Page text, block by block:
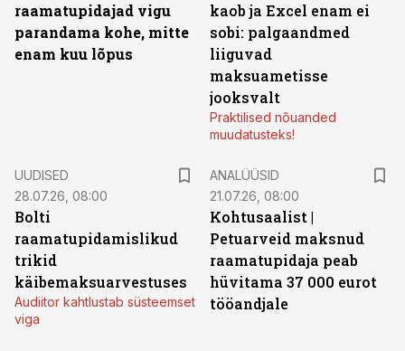
raamatupidajad vigu
parandama kohe, mitte
enam kuu lõpus
kaob ja Excel enam ei
sobi: palgaandmed
liiguvad
maksuametisse
jooksvalt
Praktilised nõuanded
muudatusteks!
UUDISED
28.07.26, 08:00
Bolti
raamatupidamislikud
trikid
käibemaksuarvestuses
Audiitor kahtlustab süsteemset
viga
ANALÜÜSID
21.07.26, 08:00
Kohtusaalist |
Petuarveid maksnud
raamatupidaja peab
hüvitama 37 000 eurot
tööandjale